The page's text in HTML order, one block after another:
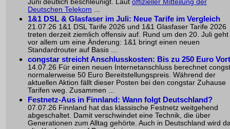
Juni deutlich beschleunigt. Laut offizieller Mitteilung der
Deutschen Telekom
1&1 DSL & Glasfaser im Juli: Neue Tarife im Vergleich
21.07.26 1&1 DSL Tarife 2026 und 1&1 Glasfaser Tarife 2026
treten derzeit ziemlich offensiv auf. Rund um den 20. Juli geht
vor allem um eine Änderung: 1&1 bringt einen neuen
Standardrouter auf Basis ...
congstar streicht Anschlusskosten: Bis zu 250 Euro
14.07.26 Für einen neuen Internetanschluss berechnet
normalerweise 50 Euro Bereitstellungspreis. Während der
aktuellen Aktion fällt dieser Posten bei den congstar Zuhause
Tarifen weg. Zusammen ...
Festnetz-Aus in Finnland: Wann folgt Deutschland?
07.07.26 Finnland hat das klassische Festnetz weitgehend
abgeschaltet. Damit verschwindet eine Technik, die über
Generationen zum Alltag gehörte. Auch in Deutschland wird